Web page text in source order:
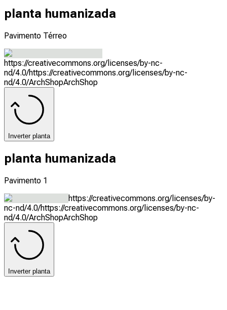
planta humanizada
Pavimento Térreo
https://creativecommons.org/licenses/by-nc-
nd/4.0/https://creativecommons.org/licenses/by-nc-
nd/4.0/ArchShopArchShop
Inverter planta
planta humanizada
Pavimento 1
https://creativecommons.org/licenses/by-
nc-nd/4.0/https://creativecommons.org/licenses/by-nc-
nd/4.0/ArchShopArchShop
Inverter planta